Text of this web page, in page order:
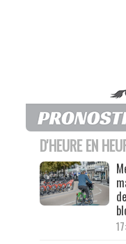
D'HEURE EN